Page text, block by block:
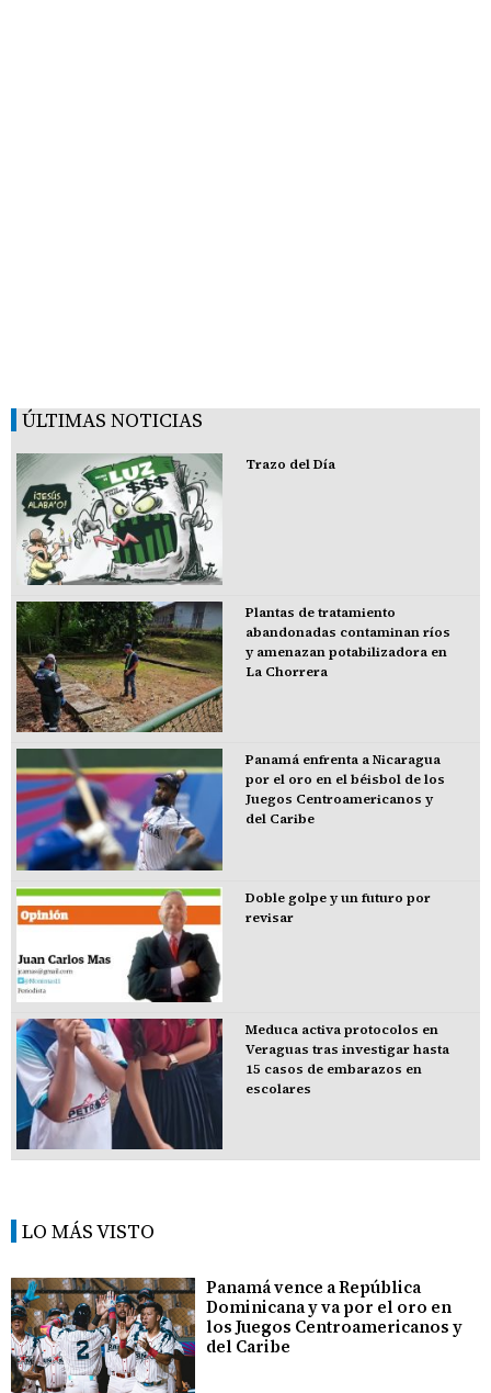
ÚLTIMAS NOTICIAS
Trazo del Día
Plantas de tratamiento
abandonadas contaminan ríos
y amenazan potabilizadora en
La Chorrera
Panamá enfrenta a Nicaragua
por el oro en el béisbol de los
Juegos Centroamericanos y
del Caribe
Doble golpe y un futuro por
revisar
Meduca activa protocolos en
Veraguas tras investigar hasta
15 casos de embarazos en
escolares
LO MÁS VISTO
Panamá vence a República
Dominicana y va por el oro en
los Juegos Centroamericanos y
del Caribe